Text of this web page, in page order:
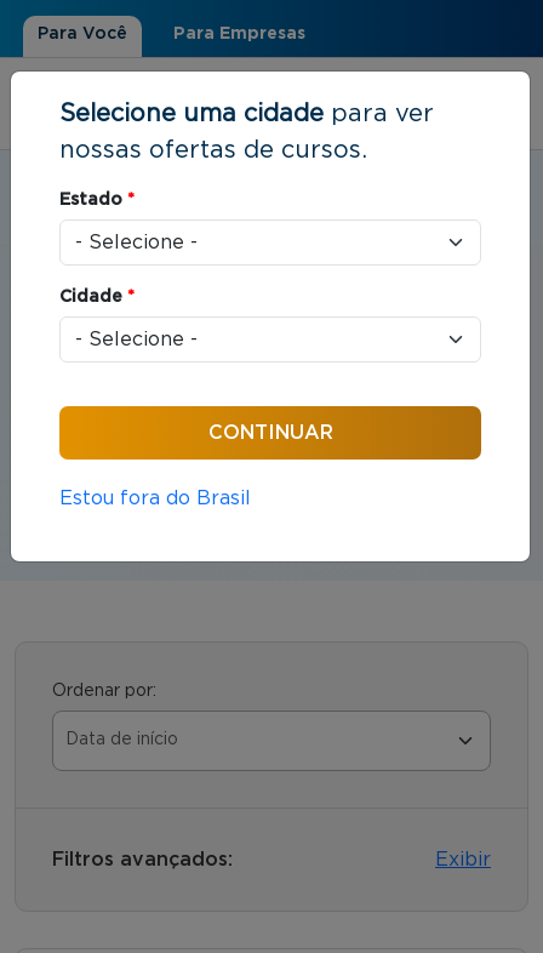
Para Você Para Empresas
Estudar em:Maringá, PR
Você está aqui
Cursos em Direito
jurídicas que organizam as relações entre indivíduos
e sociedade.
Ordenar por:
Filtros avançados: Exibir
Selecione uma cidade para ver
nossas ofertas de cursos.
Estado *
Cidade *
Estou fora do Brasil